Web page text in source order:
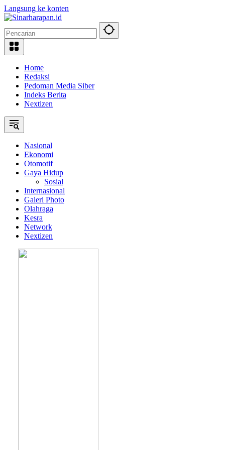
Langsung ke konten
Home
Redaksi
Pedoman Media Siber
Indeks Berita
Nextizen
Nasional
Ekonomi
Otomotif
Gaya Hidup
Sosial
Internasional
Galeri Photo
Olahraga
Kesra
Network
Nextizen